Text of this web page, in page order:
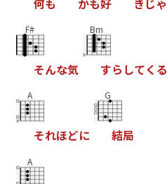
F#
そんな気
Bm
すら してく る
A
それほどに
G
結局
A